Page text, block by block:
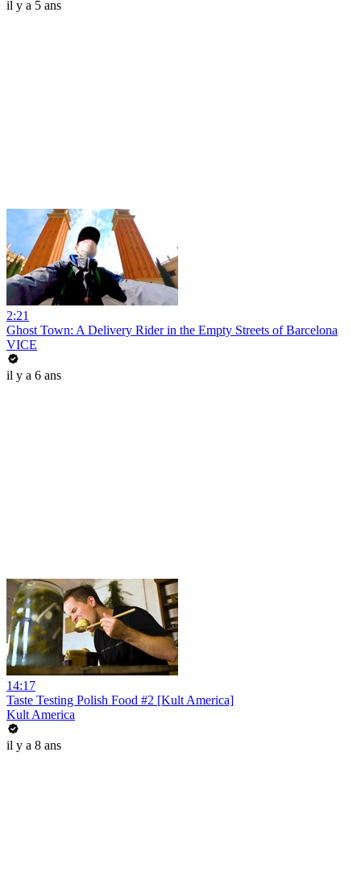
il y a 5 ans
2:21
Ghost Town: A Delivery Rider in the Empty Streets of Barcelona
VICE
il y a 6 ans
14:17
Taste Testing Polish Food #2 [Kult America]
Kult America
il y a 8 ans